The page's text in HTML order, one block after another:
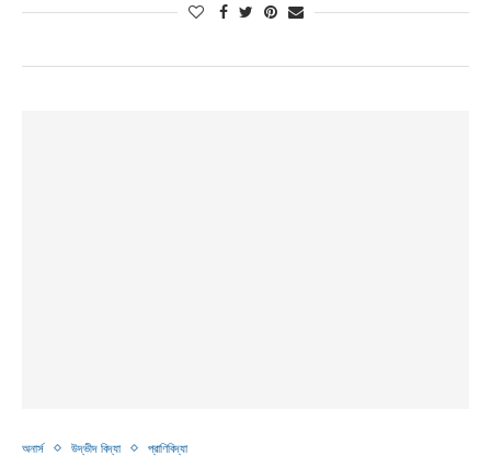
অনার্স উদ্ভীদ বিদ্যা প্রাণিবিদ্যা